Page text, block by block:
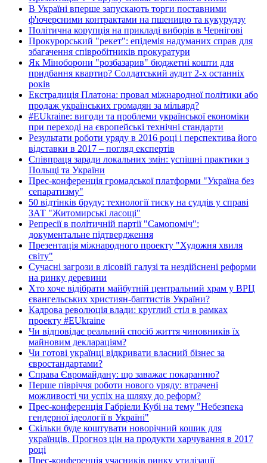
В Україні вперше запускають торги поставними
ф'ючерсними контрактами на пшеницю та кукурудзу
Політична корупція на прикладі виборів в Чернігові
Прокурорський "рекет": епідемія надуманих справ для
збагачення співробітників прокуратури
Як Міноборони "розбазарив" бюджетні кошти для
придбання квартир? Солдатський аудит 2-х останніх
років
Екстрадиція Платона: провал міжнародної політики або
продаж українських громадян за мільярд?
#EUkraine: вигоди та проблеми української економіки
при переході на європейські технічні стандарти
Результати роботи уряду в 2016 році і перспектива його
відставки в 2017 – погляд експертів
Співпраця заради локальних змін: успішні практики з
Польщі та України
Прес-конференція громадської платформи "Україна без
сепаратизму"
50 відтінків бруду: технології тиску на суддів у справі
ЗАТ "Житомирські ласощі"
Репресії в політичній партії "Самопоміч":
документальне підтвердження
Презентація міжнародного проекту "Художня хвиля
світу"
Сучасні загрози в лісовій галузі та нездійснені реформи
на ринку деревини
Хто хоче відібрати майбутній центральний храм у ВРЦ
євангельських християн-баптистів України?
Кадрова революція влади: круглий стіл в рамках
проекту #EUkraine
Чи відповідає реальний спосіб життя чиновників їх
майновим деклараціям?
Чи готові українці відкривати власний бізнес за
євростандартами?
Справа Євромайдану: що заважає покаранню?
Перше півріччя роботи нового уряду: втрачені
можливості чи успіх на шляху до реформ?
Прес-конференція Габріели Кубі на тему "Небезпека
гендерної ідеології в Україні"
Скільки буде коштувати новорічний кошик для
українців. Прогноз цін на продукти харчування в 2017
році
Прес-конференція учасників ринку утилізації